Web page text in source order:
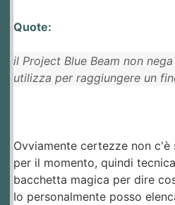
Quote:
il Project Blue Beam non
utilizza per raggiungere un
Ovviamente certezze non c'è
per il momento, quindi
bacchetta magica per dire
Io personalmente posso